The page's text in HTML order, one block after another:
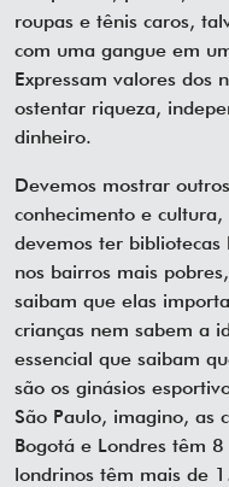
roupas e tênis caros,
com uma gangue em
Expressam valores dos
ostentar riqueza,
dinheiro.
Devemos mostrar
conhecimento e
devemos ter bibliotecas
nos bairros mais
saibam que elas
crianças nem sabem a
essencial que saibam
são os ginásios
São Paulo, imagino, as
Bogotá e Londres têm
londrinos têm mais de